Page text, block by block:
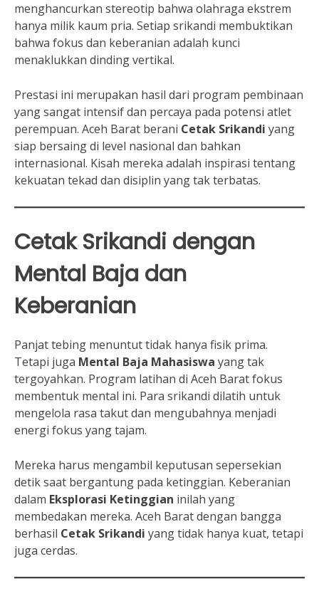
menghancurkan stereotip bahwa olahraga ekstrem
hanya milik kaum pria. Setiap srikandi membuktikan
bahwa fokus dan keberanian adalah kunci
menaklukkan dinding vertikal.
Prestasi ini merupakan hasil dari program pembinaan
yang sangat intensif dan percaya pada potensi atlet
perempuan. Aceh Barat berani Cetak Srikandi yang
siap bersaing di level nasional dan bahkan
internasional. Kisah mereka adalah inspirasi tentang
kekuatan tekad dan disiplin yang tak terbatas.
Cetak Srikandi dengan
Mental Baja dan
Keberanian
Panjat tebing menuntut tidak hanya fisik prima.
Tetapi juga Mental Baja Mahasiswa yang tak
tergoyahkan. Program latihan di Aceh Barat fokus
membentuk mental ini. Para srikandi dilatih untuk
mengelola rasa takut dan mengubahnya menjadi
energi fokus yang tajam.
Mereka harus mengambil keputusan sepersekian
detik saat bergantung pada ketinggian. Keberanian
dalam Eksplorasi Ketinggian inilah yang
membedakan mereka. Aceh Barat dengan bangga
berhasil Cetak Srikandi yang tidak hanya kuat, tetapi
juga cerdas.